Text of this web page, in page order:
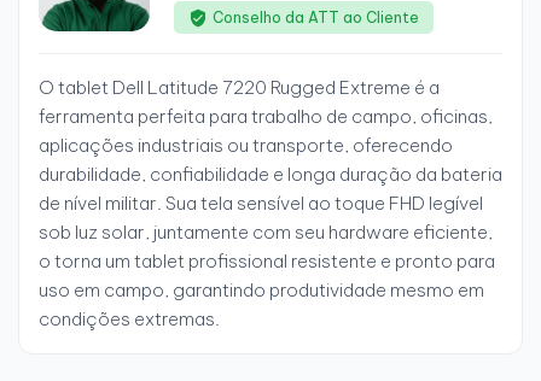
Conselho da ATT ao Cliente
O tablet Dell Latitude 7220 Rugged Extreme é a
ferramenta perfeita para trabalho de campo, oficinas,
aplicações industriais ou transporte, oferecendo
durabilidade, confiabilidade e longa duração da bateria
de nível militar. Sua tela sensível ao toque FHD legível
sob luz solar, juntamente com seu hardware eficiente,
o torna um tablet profissional resistente e pronto para
uso em campo, garantindo produtividade mesmo em
condições extremas.